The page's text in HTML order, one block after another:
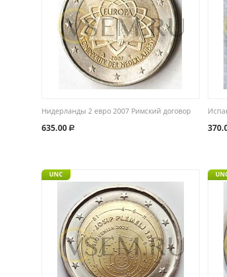
Нидерланды 2 евро 2007 Римский договор
635.00 Р
UNC